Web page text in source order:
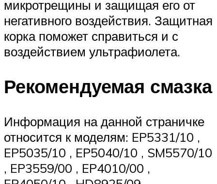
микротрещины и защищая его от
негативного воздействия. Защитная
корка поможет справиться и с
воздействием ультрафиолета.
Рекомендуемая смазка
Информация на данной страничке
относится к моделям: EP5331/10 ,
EP5035/10 , EP5040/10 , SM5570/10
, EP3559/00 , EP4010/00 ,